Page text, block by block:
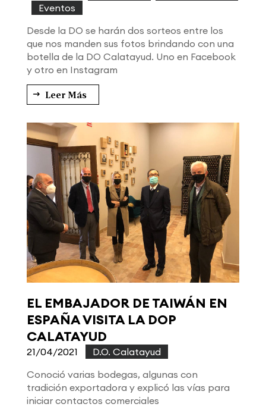
Eventos
Desde la DO se harán dos sorteos entre los
que nos manden sus fotos brindando con una
botella de la DO Calatayud. Uno en Facebook
y otro en Instagram
Leer Más
EL EMBAJADOR DE TAIWÁN EN
ESPAÑA VISITA LA DOP
CALATAYUD
21/04/2021
D.O. Calatayud
Conoció varias bodegas, algunas con
tradición exportadora y explicó las vías para
iniciar contactos comerciales